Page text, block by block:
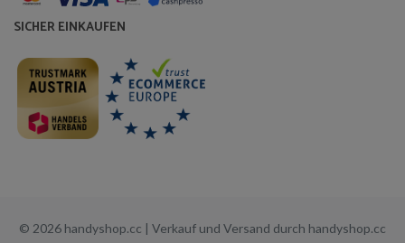
SICHER EINKAUFEN
© 2026 handyshop.cc | Verkauf und Versand durch handyshop.cc